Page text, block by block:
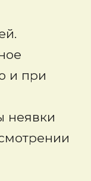
и при
неявки